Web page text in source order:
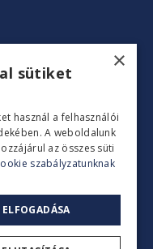
×
sütiket
használ a felhasználói
A weboldalunk
az összes süti
szabályzatunknak
ELFOGADÁSA